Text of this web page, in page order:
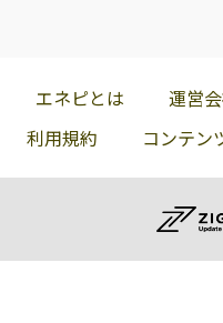
エネピとは 運営
利用規約
コンテン